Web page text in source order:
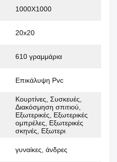
1000X1000
20x20
610 γραμμάρια
Επικάλυψη Pvc
Κουρτίνες, Συσκευές,
Διακόσμηση σπιτιού,
Εξωτερικές, Εξωτερικές
ομπρέλες, Εξωτερικές
σκηνές, Εξωτερι
γυναίκες, άνδρες